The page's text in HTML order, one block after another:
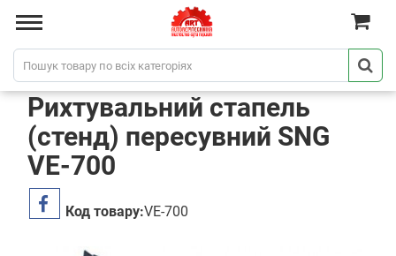
Рихтувальний стапель
(стенд) пересувний SNG
VE-700
Код товару:VE-700